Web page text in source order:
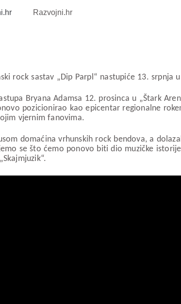
Razvojni.hr
rock sastav „Dip Parpl“ nastupiće 13.
Bryana Adamsa 12. prosinca u „Štark
pozicionirao kao epicentar regionalne
vjernim fanovima.
domaćina vrhunskih rock bendova, a
se što ćemo ponovo biti dio muzičke